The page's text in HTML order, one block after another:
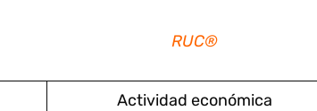
RUC®
Actividad económica